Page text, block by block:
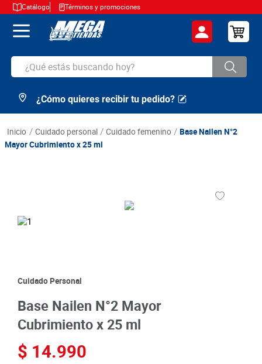
Catálogo Términos y promociones
¿Qué estás buscando hoy?
TÉRMINOS MÁS BUSCADOS
2.
arroz
9.
queso
10. papa
¿Cómo quieres recibir tu pedido?
cuidado personal cuidado femenino
Base Nailen N°2
Mayor Cubrimiento x 25 ml
Cuidado Personal
Base Nailen N°2 Mayor
Cubrimiento x 25 ml
$ 14.990